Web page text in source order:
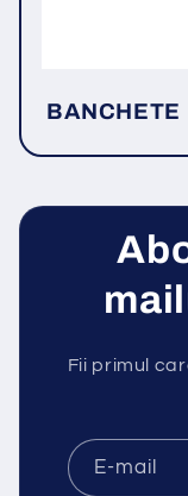
BANCHETE
Fii primul
E-mail